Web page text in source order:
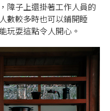
障子上還掛著工作人員的
數較多時也可以鋪開睡
玩耍這點令人開心。